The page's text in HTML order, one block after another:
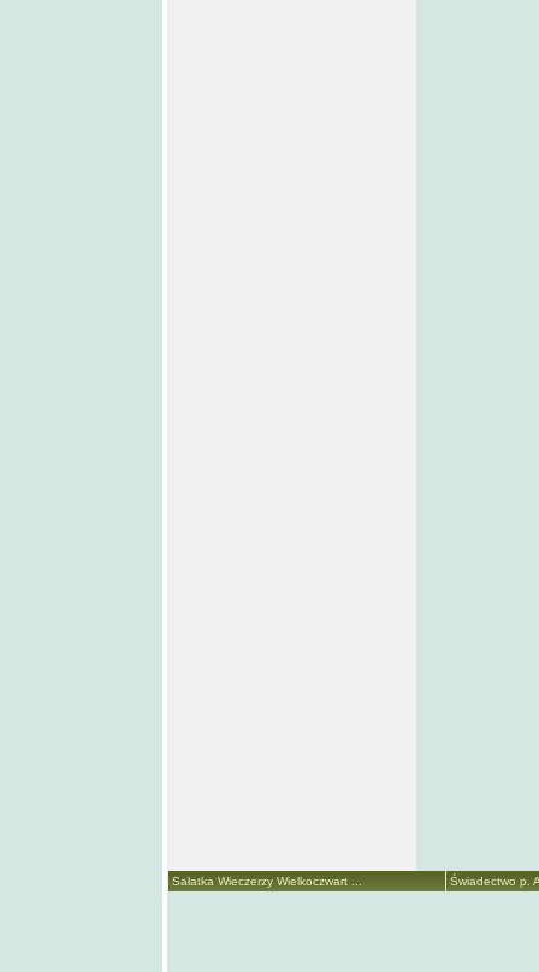
Sałatka Wieczerzy Wielkoczwart ... Świadectwo p.